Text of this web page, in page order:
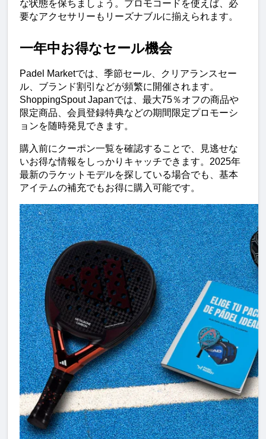
な状態を保ちましょう。プロモコードを使えば、必
要なアクセサリーもリーズナブルに揃えられます。
一年中お得なセール機会
Padel Marketでは、季節セール、クリアランスセー
ル、ブランド割引などが頻繁に開催されます。
ShoppingSpout Japanでは、最大75％オフの商品や
限定商品、会員登録特典などの期間限定プロモーシ
ョンを随時発見できます。
購入前にクーポン一覧を確認することで、見逃せな
いお得な情報をしっかりキャッチできます。2025年
最新のラケットモデルを探している場合でも、基本
アイテムの補充でもお得に購入可能です。